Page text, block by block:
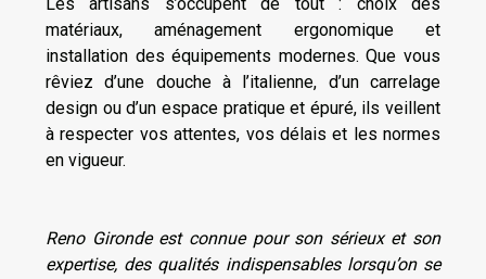
Les artisans s’occupent de tout : choix des
matériaux, aménagement ergonomique et
installation des équipements modernes. Que vous
rêviez d’une douche à l’italienne, d’un carrelage
design ou d’un espace pratique et épuré, ils veillent
à respecter vos attentes, vos délais et les normes
en vigueur.
Reno Gironde est connue pour son sérieux et son
expertise, des qualités indispensables lorsqu’on se